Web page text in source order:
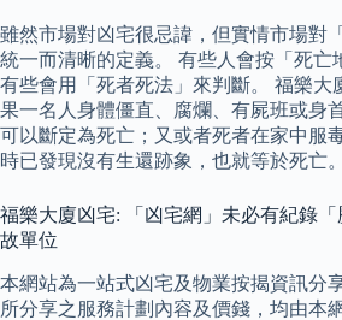
雖然市場對凶宅很忌諱，但實情市場對
統一而清晰的定義。 有些人會按「死亡
有些會用「死者死法」來判斷。 福樂大
果一名人身體僵直、腐爛、有屍班或身
可以斷定為死亡；又或者死者在家中服
時已發現沒有生還跡象，也就等於死亡。
福樂大廈凶宅: 「凶宅網」未必有紀錄
故單位
本網站為一站式凶宅及物業按揭資訊分
所分享之服務計劃內容及價錢，均由本